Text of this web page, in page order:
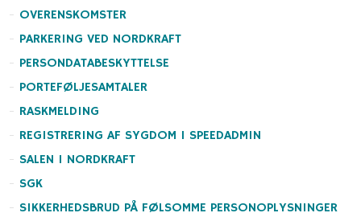
OVERENSKOMSTER
PARKERING VED NORDKRAFT
PERSONDATABESKYTTELSE
PORTEFØLJESAMTALER
RASKMELDING
REGISTRERING AF SYGDOM I SPEEDADMIN
SALEN I NORDKRAFT
SGK
SIKKERHEDSBRUD PÅ FØLSOMME PERSONOPLYSNINGER